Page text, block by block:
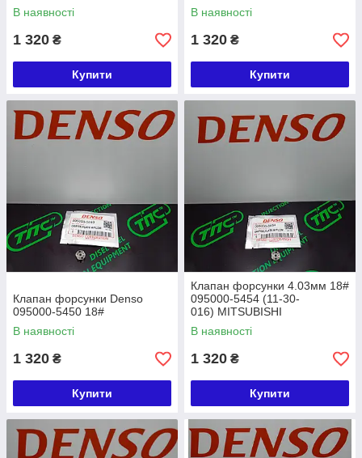
В наявності
1 320 ₴
Купити
В наявності
1 320 ₴
Купити
Клапан форсунки Denso
095000-5450 18#
В наявності
1 320 ₴
Купити
Клапан форсунки 4.03мм 18#
095000-5454 (11-30-
016) MITSUBISHI
В наявності
1 320 ₴
Купити